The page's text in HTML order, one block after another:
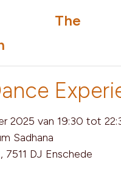
The
2025 van 19:30 tot
Sadhana
7511 DJ Enschede